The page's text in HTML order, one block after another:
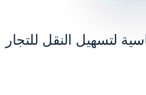
لتسهيل النقل للتجار